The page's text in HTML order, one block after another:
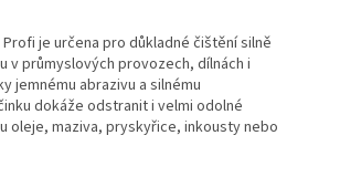
je určena pro důkladné čištění silně
v průmyslových provozech, dílnách i
jemnému abrazivu a silnému
dokáže odstranit i velmi odolné
oleje, maziva, pryskyřice, inkousty nebo